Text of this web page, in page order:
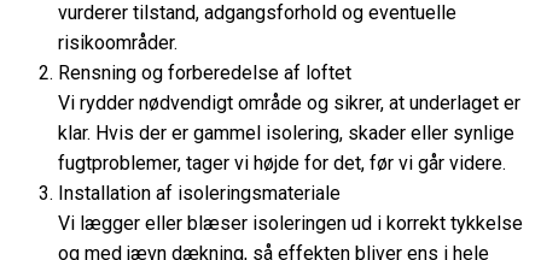
vurderer tilstand, adgangsforhold og eventuelle
risikoområder.
Rensning og forberedelse af loftet
Vi rydder nødvendigt område og sikrer, at underlaget er
klar. Hvis der er gammel isolering, skader eller synlige
fugtproblemer, tager vi højde for det, før vi går videre.
Installation af isoleringsmateriale
Vi lægger eller blæser isoleringen ud i korrekt tykkelse
og med jævn dækning, så effekten bliver ens i hele